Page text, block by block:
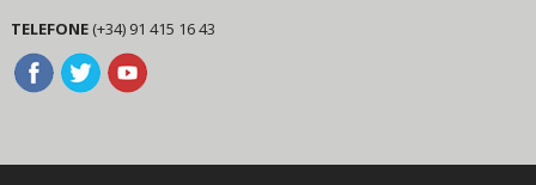
TELEFONE (+34) 91 415 16 43